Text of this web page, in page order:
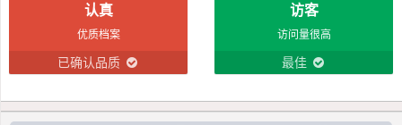
认真
优质档案
已确认品质
访客
访问量很高
最佳